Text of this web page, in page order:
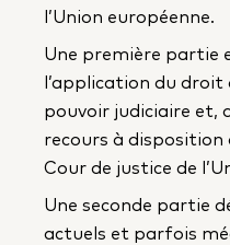
l’Union européenne.
Une première partie
l’application du droit
pouvoir judiciaire et,
recours à
Cour de justice de
Une seconde partie
actuels et parfois